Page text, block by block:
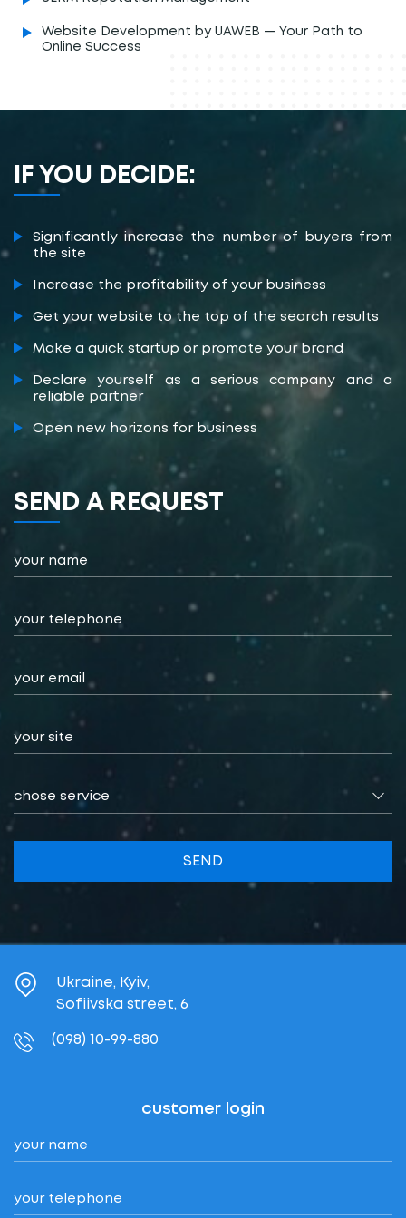
Website Development by UAWEB — Your Path to
Online Success
IF YOU DECIDE:
Significantly increase the number of buyers from
the site
Increase the profitability of your business
Get your website to the top of the search results
Make a quick startup or promote your brand
Declare yourself as a serious company and a
reliable partner
Open new horizons for business
SEND А REQUEST
chose service
SEND
Ukraine, Kyiv,
Sofiivska street, 6
(098) 10-99-880
customer login